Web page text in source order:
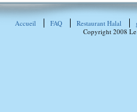
Accueil FAQ Restaurant Halal
Copyright 2008